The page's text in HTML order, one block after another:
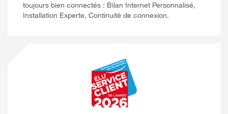
toujours bien connectés : Bilan Internet Personnalisé,
Installation Experte, Continuité de connexion.